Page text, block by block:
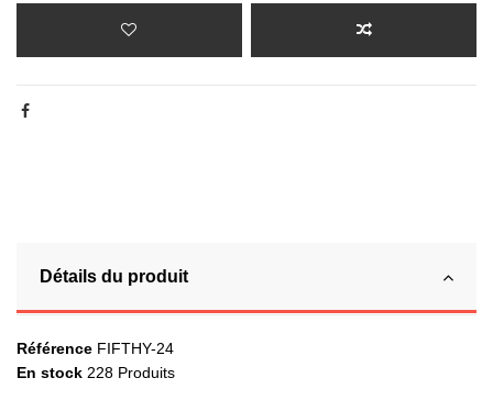
Détails du produit
Référence FIFTHY-24
En stock 228 Produits